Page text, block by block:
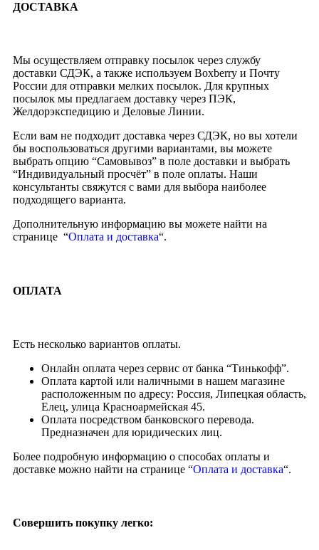
ДОСТАВКА
Мы осуществляем отправку посылок через службу
доставки СДЭК, а также используем Boxberry и Почту
России для отправки мелких посылок. Для крупных
посылок мы предлагаем доставку через ПЭК,
Желдорэкспедицию и Деловые Линии.
Если вам не подходит доставка через СДЭК, но вы хотели
бы воспользоваться другими вариантами, вы можете
выбрать опцию “Самовывоз” в поле доставки и выбрать
“Индивидуальный просчёт” в поле оплаты. Наши
консультанты свяжутся с вами для выбора наиболее
подходящего варианта.
Дополнительную информацию вы можете найти на
странице “Оплата и доставка“.
ОПЛАТА
Есть несколько вариантов оплаты.
Онлайн оплата через сервис от банка “Тинькофф”.
Оплата картой или наличными в нашем магазине
расположенным по адресу: Россия, Липецкая область,
Елец, улица Красноармейская 45.
Оплата посредством банковского перевода.
Предназначен для юридических лиц.
Более подробную информацию о способах оплаты и
доставке можно найти на странице “Оплата и доставка“.
Совершить покупку легко: